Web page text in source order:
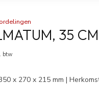
35
btw
x 270 x 215 mm |